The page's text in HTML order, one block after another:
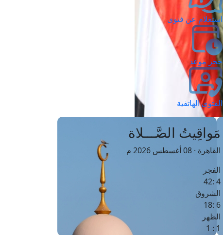
استعلام عن فتوى
حجز موعد
الفتوى الهاتفية
مَواقِيتُ الصَّـــلاة
القاهرة · 08 أغسطس 2026 م
الفجر
4 :42
الشروق
6 :18
الظهر
1 : 1